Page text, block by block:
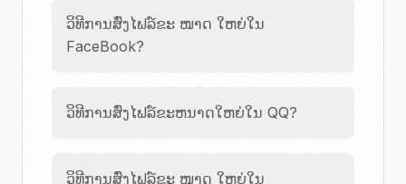
ວິທີການສົ່ງໄຟລ໌ຂະ ໜາດ ໃຫຍ່ໃນ
FaceBook?
ວິທີການສົ່ງໄຟລ໌ຂະຫນາດໃຫຍ່ໃນ QQ?
ວິທີການສົ່ງໄຟລ໌ຂະ ໜາດ ໃຫຍ່ໃນ